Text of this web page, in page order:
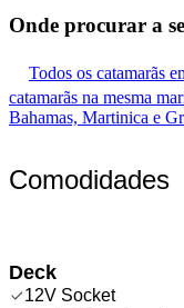
Onde procurar a
Todos os catamarãs
catamarãs na mesma
Bahamas, Martinica e
Comodidades
Deck
12V Socket